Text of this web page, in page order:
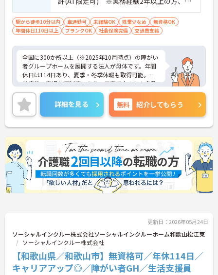
っても身体的負担が少なく、高いモチベーションを
保って業務に集中できます。
がい者福祉に関する経験をお持ちの方大歓
迎
駅から徒歩10分以内 車通勤可 未経験OK 残業少なめ
無資格OK
年間休日110日以上
ブランクOK 社会保険完備 交通費支給
全国に300か所以上（※2025年10月時点）の障がい
者グループホームを展開する法人が母体です。年間
休日は114日あり、夏季・冬季休暇も取得可能。産
前産後・育児休暇制度もあり、子育て中の方も多数
活躍中で、ワークライフバランスを大切にしながら
働ける環境が整っています。研修制度や外部勉強会
の受講支援もあり、スキルアップもしっかりサポー
ト。将来的には管理者やエリアマネージャーへのキ
ャリアアップも目指せます。20代から60代まで幅広
い年代のスタッフが活躍しており、和やかな雰囲気
の職場です。介護経験を活かしたい方、福祉の資格
をお持ちの方、安定した法人でキャリアを築きたい
方におすすめです。
★おすすめPOINT★
・生活支援員からスタートし、サービス管理責任者
ネジメント職への挑戦も視野に入れていただけま
す。
・年間休日114日、残業月平均10時間程度という就
かりと整備されています。オンとオフの切り替えを
明確にし、心身ともに充実した状態で長くご活躍い
詳細を見る 無料 紹介してもらう
更新日：2026年05月24日
ソーシャルインクルー株式会社ソーシャルインクルーホーム和歌山松江東
ソーシャルインクルー株式会社
【和歌山県／和歌山市】無資格可／年休114日／
キャリアアップ◎／障がい者GH／生活支援員